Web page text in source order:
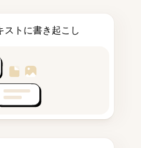
ストに書き起こし